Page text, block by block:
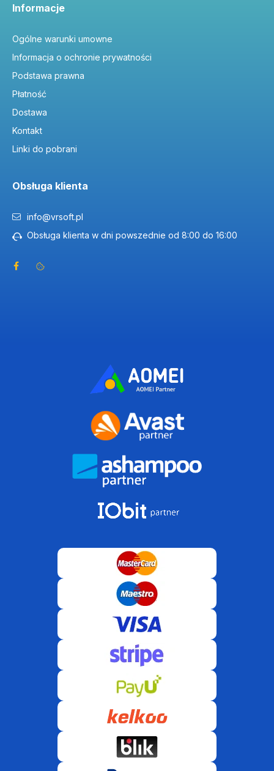
Informacje
Ogólne warunki umowne
Informacja o ochronie prywatności
Podstawa prawna
Płatność
Dostawa
Kontakt
Linki do pobrani
Obsługa klienta
info@vrsoft.pl
Obsługa klienta w dni powszednie od 8:00 do 16:00